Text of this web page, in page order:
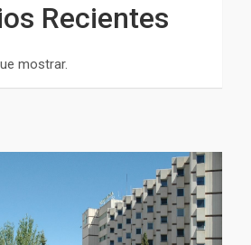
Recientes
mostrar.